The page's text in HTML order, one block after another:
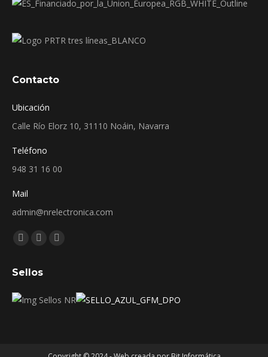
Contacto
Ubicación
Calle Río Elorz 10, 31110 Noáin, Navarra
Teléfono
948 31 16 00
Mail
admin@nrelectronica.com
Encuéntranos en:
Facebook
opens
in
new
Linkedin
opens
new
Instagram
new
Sellos